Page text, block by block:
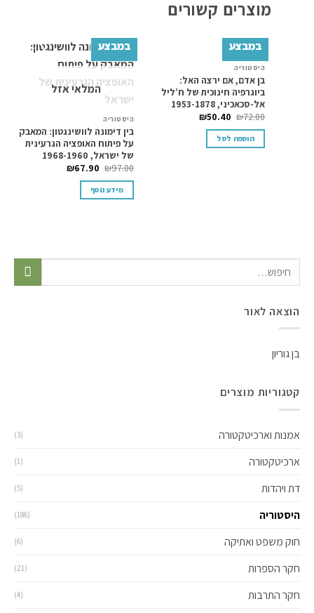
הוצאה לאור
בן גוריון
קטגוריות מוצרים
אמנות וארכיטקטורה (3)
ארכיטקטורה (1)
דת ויהדות (5)
היסטוריה (186)
חוק משפט ואתיקה (6)
חקר הספרות (21)
חקר התרבות (4)
מוצרים קשורים
במבצע
היסטוריה
בן אדם, אם ירצה האל:
ביוגרפיה חינוכית של ח’ליל
אל-סכאכיני, 1953-1878
₪72.00
₪50.40
הוספה לסל
במבצע
wishlist
המלאי אזל
היסטוריה
בין דימונה לוושינגטון: המאבק
על פיתוח האופציה הגרעינית
של ישראל, 1968-1960
₪97.00
₪67.90
מידע נוסף